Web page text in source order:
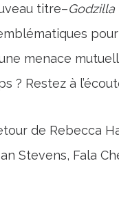
titre–Godzilla
menace
? Restez à
de Rebecca
Stevens, Fala